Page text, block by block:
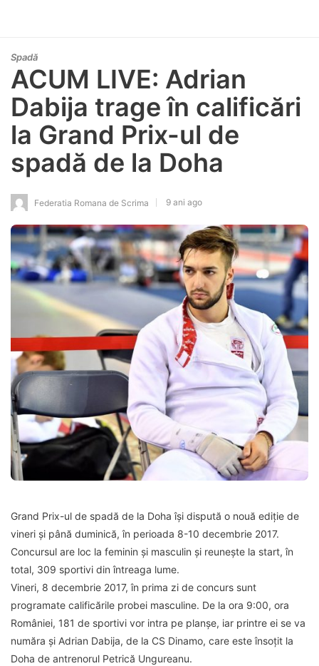
Spadă
ACUM LIVE: Adrian
Dabija trage în calificări
la Grand Prix-ul de
spadă de la Doha
Federatia Romana de Scrima 9 ani ago
Grand Prix-ul de spadă de la Doha își dispută o nouă ediție de
vineri și până duminică, în perioada 8-10 decembrie 2017.
Concursul are loc la feminin și masculin și reunește la start, în
total, 309 sportivi din întreaga lume.
Vineri, 8 decembrie 2017, în prima zi de concurs sunt
programate calificările probei masculine. De la ora 9:00, ora
României, 181 de sportivi vor intra pe planșe, iar printre ei se va
număra și Adrian Dabija, de la CS Dinamo, care este însoțit la
Doha de antrenorul Petrică Ungureanu.